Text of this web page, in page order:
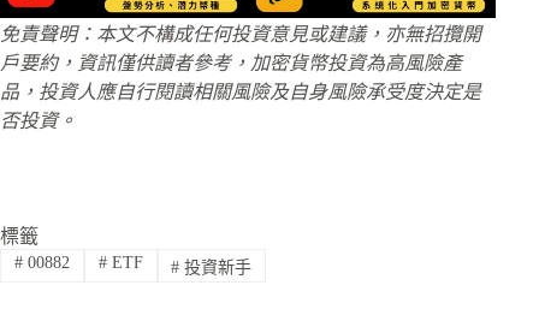
免責聲明：本文不構成任何投資意見或建議，亦無招攬開
戶要約，資訊僅供讀者參考，加密貨幣投資為高風險產
品，投資人應自行閱讀相關風險及自身風險承受度決定是
否投資。
標籤
#00882 #ETF # 投資新手